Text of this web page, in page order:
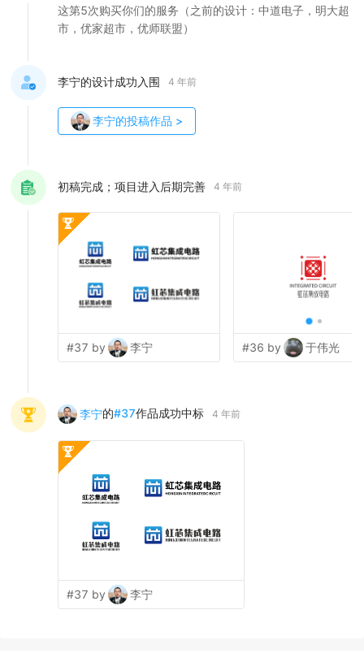
这第5次购买你们的服务（之前的设计：中道电子，明大超
市，优家超市，优师联盟）
李宁的设计成功入围 4 年前
李宁的投稿作品 >
初稿完成；项目进入后期完善 4 年前
#37 by 李宁 #36 by 于伟光
李宁的#37作品成功中标 4 年前
#37 by 李宁